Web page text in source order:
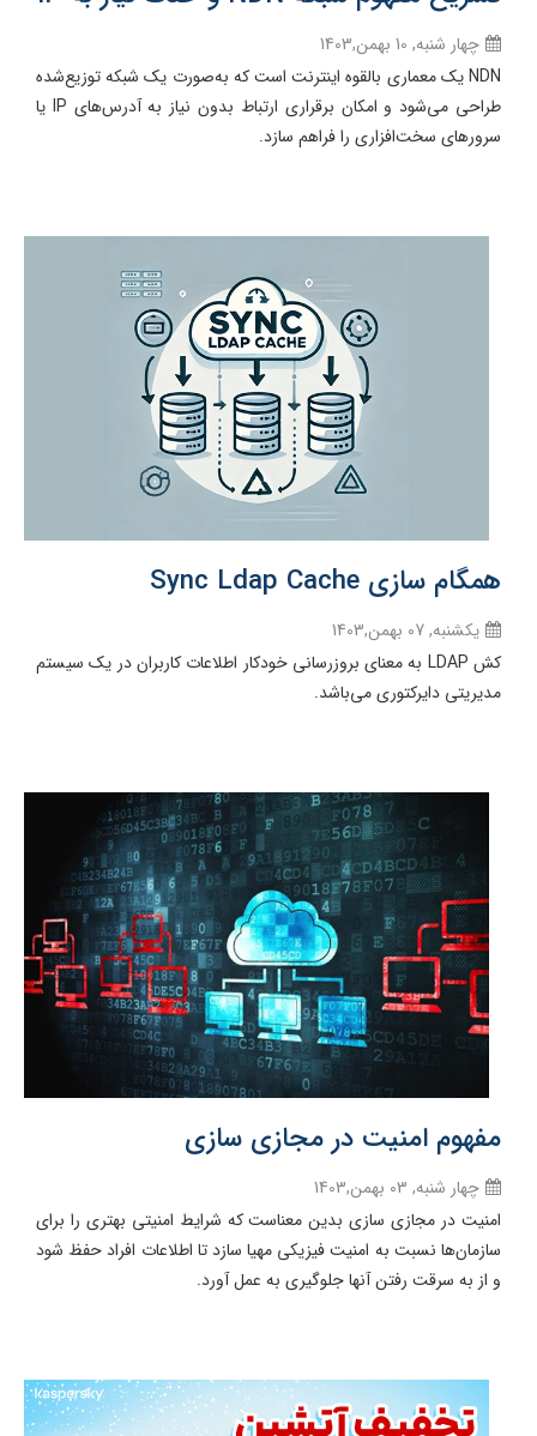
چهار شنبه, 10 بهمن,1403
NDN یک معماری بالقوه اینترنت است که به‌صورت یک شبکه توزیع‌شده
طراحی می‌شود و امکان برقراری ارتباط بدون نیاز به آدرس‌های IP یا
سرور‌های سخت‌افزاری را فراهم سازد.
همگام سازی Sync Ldap Cache
یکشنبه, 07 بهمن,1403
کش LDAP به معنای بروزرسانی خودکار اطلاعات کاربران در یک سیستم
مدیریتی دایرکتوری می‌باشد.
مفهوم امنیت در مجازی سازی
چهار شنبه, 03 بهمن,1403
امنیت در مجازی سازی بدین معناست که شرایط امنیتی بهتری را برای
سازمان‌ها نسبت به امنیت فیزیکی مهیا سازد تا اطلاعات افراد حفظ شود
و از به سرقت رفتن آنها جلوگیری به عمل آورد.